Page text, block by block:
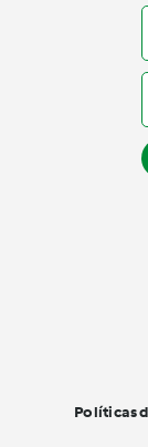
Políticas